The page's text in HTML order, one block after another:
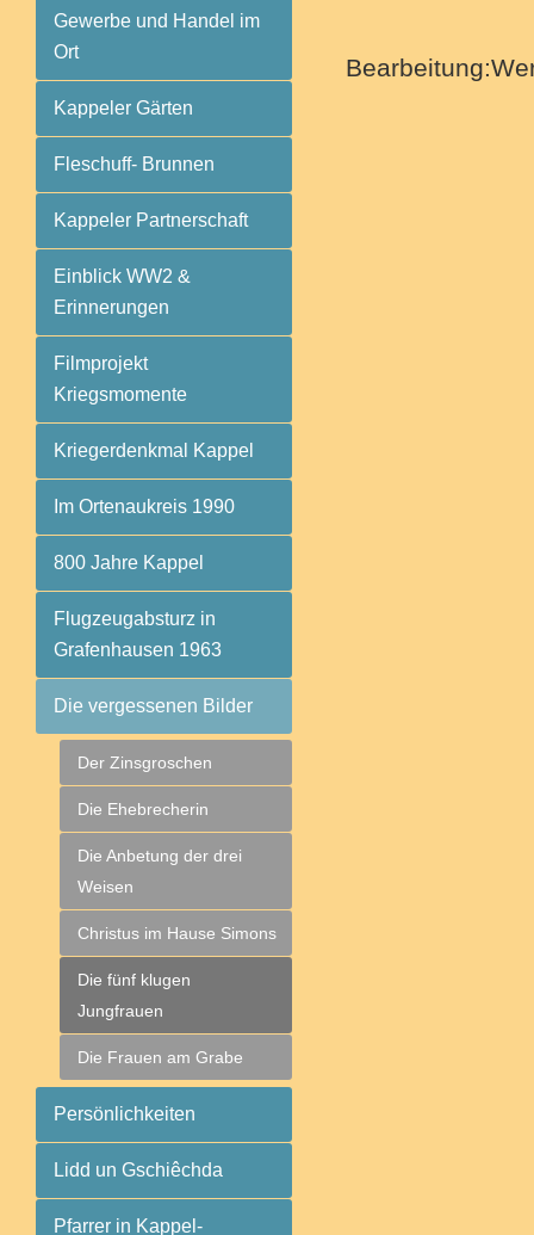
Gewerbe und Handel im
Ort
Kappeler Gärten
Fleschuff- Brunnen
Kappeler Partnerschaft
Einblick WW2 &
Erinnerungen
Filmprojekt
Kriegsmomente
Kriegerdenkmal Kappel
Im Ortenaukreis 1990
800 Jahre Kappel
Flugzeugabsturz in
Grafenhausen 1963
Die vergessenen Bilder
Der Zinsgroschen
Die Ehebrecherin
Die Anbetung der drei
Weisen
Christus im Hause Simons
Die fünf klugen
Jungfrauen
Die Frauen am Grabe
Persönlichkeiten
Lidd un Gschiêchda
Pfarrer in Kappel-